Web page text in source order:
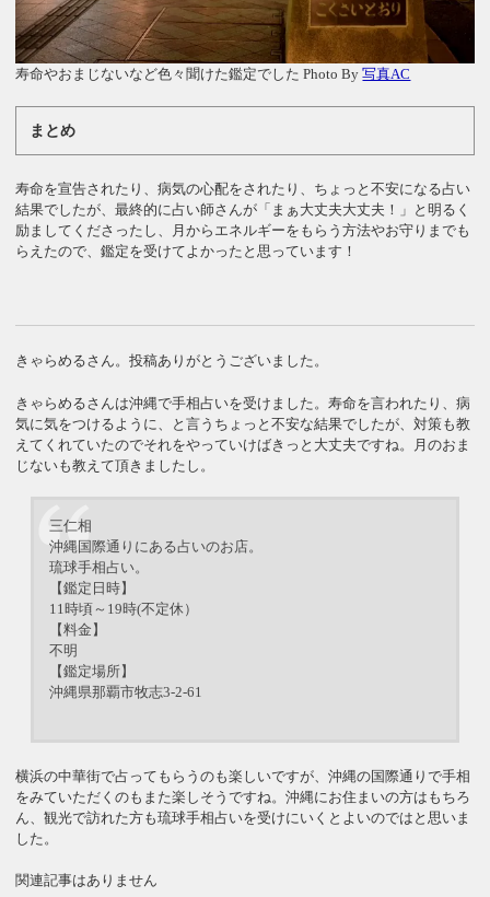
寿命やおまじないなど色々聞けた鑑定でした Photo By写真AC
まとめ
寿命を宣告されたり、病気の心配をされたり、ちょっと不安になる占い
結果でしたが、最終的に占い師さんが「まぁ大丈夫大丈夫！」と明るく
励ましてくださったし、月からエネルギーをもらう方法やお守りまでも
らえたので、鑑定を受けてよかったと思っています！
きゃらめるさん。投稿ありがとうございました。
きゃらめるさんは沖縄で手相占いを受けました。寿命を言われたり、病
気に気をつけるように、と言うちょっと不安な結果でしたが、対策も教
えてくれていたのでそれをやっていけばきっと大丈夫ですね。月のおま
じないも教えて頂きましたし。
三仁相
沖縄国際通りにある占いのお店。
琉球手相占い。
【鑑定日時】
11時頃～19時(不定休）
【料金】
不明
【鑑定場所】
沖縄県那覇市牧志3-2-61
横浜の中華街で占ってもらうのも楽しいですが、沖縄の国際通りで手相
をみていただくのもまた楽しそうですね。沖縄にお住まいの方はもちろ
ん、観光で訪れた方も琉球手相占いを受けにいくとよいのではと思いま
した。
関連記事はありません